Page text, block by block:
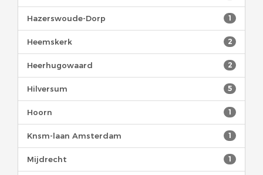
1
Hazerswoude-Dorp
2
Heemskerk
2
Heerhugowaard
5
Hilversum
1
Hoorn
1
Knsm-laan Amsterdam
1
Mijdrecht